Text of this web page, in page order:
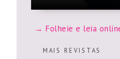
Folheie e leia
M A I S R E V I S T A S